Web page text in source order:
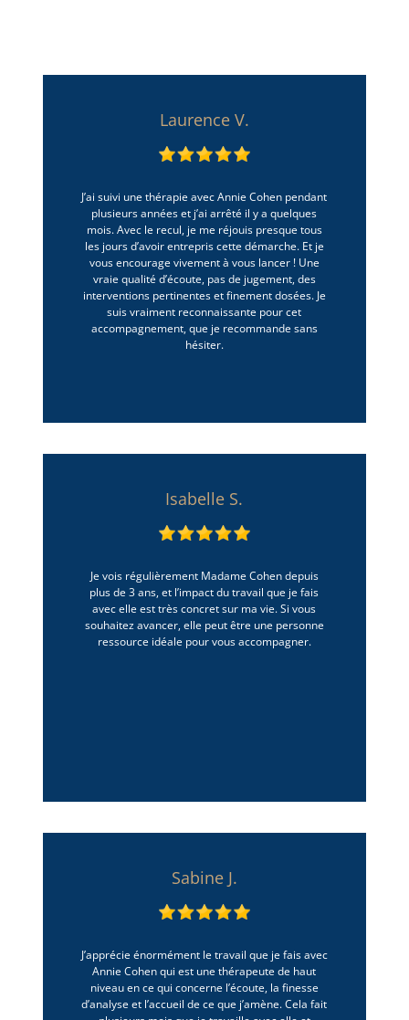
Laurence V.
J’ai suivi une thérapie avec Annie Cohen pendant
plusieurs années et j’ai arrêté il y a quelques
mois. Avec le recul, je me réjouis presque tous
les jours d’avoir entrepris cette démarche. Et je
vous encourage vivement à vous lancer ! Une
vraie qualité d’écoute, pas de jugement, des
interventions pertinentes et finement dosées. Je
suis vraiment reconnaissante pour cet
accompagnement, que je recommande sans
hésiter.
Isabelle S.
Je vois régulièrement Madame Cohen depuis
plus de 3 ans, et l’impact du travail que je fais
avec elle est très concret sur ma vie. Si vous
souhaitez avancer, elle peut être une personne
ressource idéale pour vous accompagner.
Sabine J.
J’apprécie énormément le travail que je fais avec
Annie Cohen qui est une thérapeute de haut
niveau en ce qui concerne l’écoute, la finesse
d’analyse et l’accueil de ce que j’amène. Cela fait